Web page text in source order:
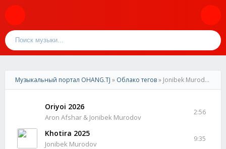
Музыкальный портал OHANG.TJ » Облако тегов» Jonibek Murodov
Oriyoi 2026
Aron Afshar & Jonibek Murodov
2:56
Khotira 2025
Jonibek Murodov
9:35